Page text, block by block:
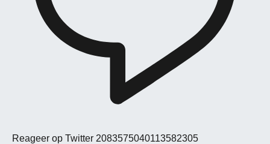
Reageer op Twitter 2083575040113582305